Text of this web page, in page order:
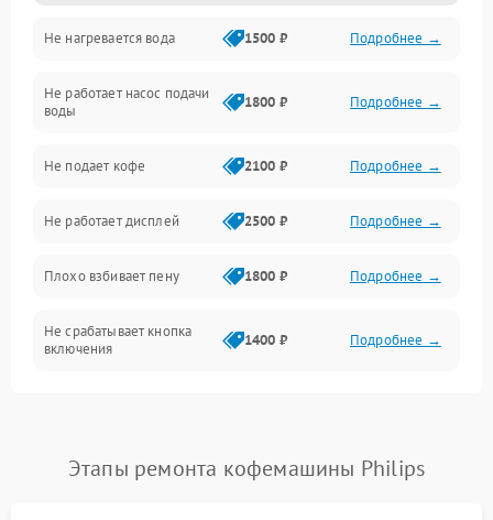
Включение и работа
Проблемы с водой
Проблемы с капучинатором и паром
Управление и электроника
Программное обеспечение
Не нагревается вода 1500 ₽ Подробнее →
Не работает насос подачи
воды
1800 ₽ Подробнее →
Не подает кофе 2100 ₽ Подробнее →
Не работает дисплей 2500 ₽ Подробнее →
Плохо взбивает пену 1800 ₽ Подробнее →
Не срабатывает кнопка
включения
1400 ₽ Подробнее →
Постоянные сбои в работе 1500 ₽ Подробнее →
Этапы ремонта кофемашины Philips